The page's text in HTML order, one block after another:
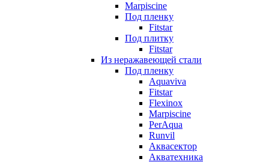
Marpiscine
Под пленку
Fitstar
Под плитку
Fitstar
Из неражавеющей стали
Под пленку
Aquaviva
Fitstar
Flexinox
Marpiscine
PerAqua
Runvil
Аквасектор
Акватехника